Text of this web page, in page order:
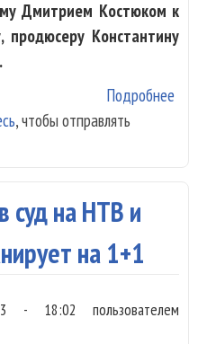
Дмитрием Костюком к
Константину
Подробнее
, чтобы отправлять
суд на НТВ и
на 1+1
- 18:02 пользователем